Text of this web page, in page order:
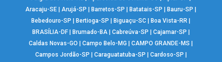
Aracaju-SE |Arujá-SP Barretos-SP Batatais-SP Bauru-SP
Bebedouro-SP
Bertioga-SP Biguaçu-SC Boa Vista-RR
BRASÍLIA-DF| Brumado-BA| Cabreúva-SP Cajamar-SP
Caldas Novas-GO
|Campo Belo-MG |CAMPO GRANDE-MS
Campos Jordão-SP
Caraguatatuba-SP Cardoso-SP